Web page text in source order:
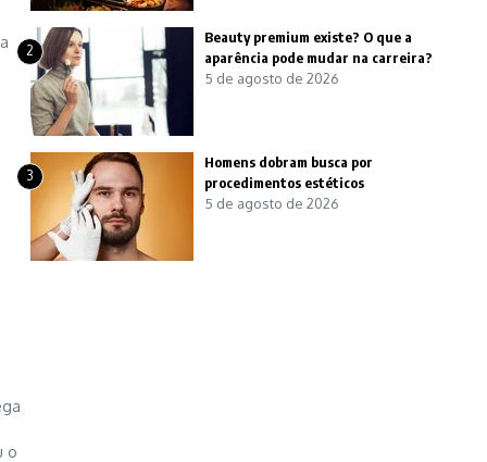
o
2
Beauty premium existe? O que a
aparência pode mudar na carreira?
5 de agosto de 2026
3
Homens dobram busca por
procedimentos estéticos
5 de agosto de 2026